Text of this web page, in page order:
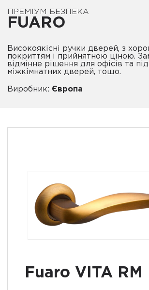
ПРЕМІУМ БЕЗПЕКА
FUARO
Високоякісні ручки дверей, з хорошим
покриттям і прийнятною ціною.
відмінне рішення для офісів та
міжкімнатних дверей, тощо.
Виробник: Європа
Fuaro VITA RM